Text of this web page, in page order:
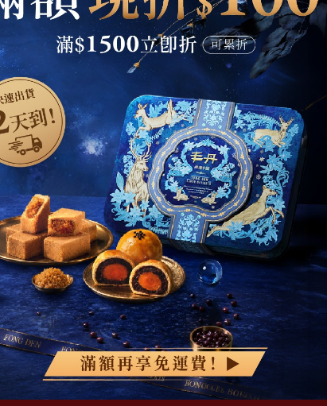
免運優惠 超取滿 $1500 免運、宅配滿 $2500 免運🚚
點我加入會員 加入丰丹LINE會員✨
1
精選商品
現貨快速出貨
伴手禮推薦
小盒嚐鮮組
精緻鐵盒首選